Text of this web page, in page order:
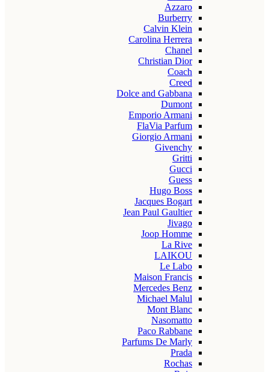
Azzaro
Burberry
Calvin Klein
Carolina Herrera
Chanel
Christian Dior
Coach
Creed
Dolce and Gabbana
Dumont
Emporio Armani
FlaVia Parfum
Giorgio Armani
Givenchy
Gritti
Gucci
Guess
Hugo Boss
Jacques Bogart
Jean Paul Gaultier
Jivago
Joop Homme
La Rive
LAIKOU
Le Labo
Maison Francis
Mercedes Benz
Michael Malul
Mont Blanc
Nasomatto
Paco Rabbane
Parfums De Marly
Prada
Rochas